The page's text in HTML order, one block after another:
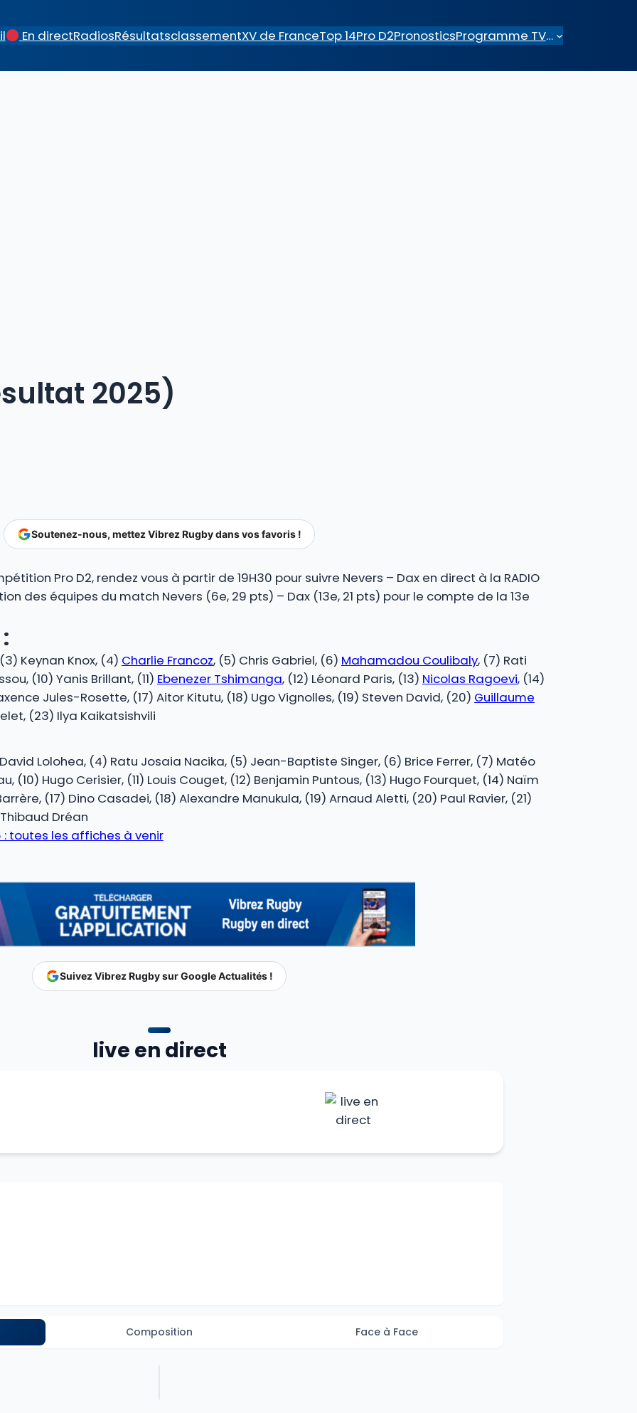
En directRadiosRésultatsclassementXV de FranceTop 14Pro D2PronosticsProgramme TV…
2025)
Soutenez-nous, mettez Vibrez Rugby dans vos favoris !
Pro D2, rendez vous à partir de 19H30 pour suivre Nevers – Dax en direct à la RADIO
des équipes du match Nevers (6e, 29 pts) – Dax (13e, 21 pts) pour le compte de la 13e
Keynan Knox, (4) Charlie Francoz, (5) Chris Gabriel, (6) Mahamadou Coulibaly, (7) Rati
(10) Yanis Brillant, (11) Ebenezer Tshimanga, (12) Léonard Paris, (13) Nicolas Ragoevi, (14)
Jules-Rosette, (17) Aitor Kitutu, (18) Ugo Vignolles, (19) Steven David, (20) Guillaume
(23) Ilya Kaikatsishvili
Lolohea, (4) Ratu Josaia Nacika, (5) Jean-Baptiste Singer, (6) Brice Ferrer, (7) Matéo
(10) Hugo Cerisier, (11) Louis Couget, (12) Benjamin Puntous, (13) Hugo Fourquet, (14) Naïm
(17) Dino Casadei, (18) Alexandre Manukula, (19) Arnaud Aletti, (20) Paul Ravier, (21)
Dréan
toutes les affiches à venir
Suivez Vibrez Rugby sur Google Actualités !
live en direct
Composition Face à Face